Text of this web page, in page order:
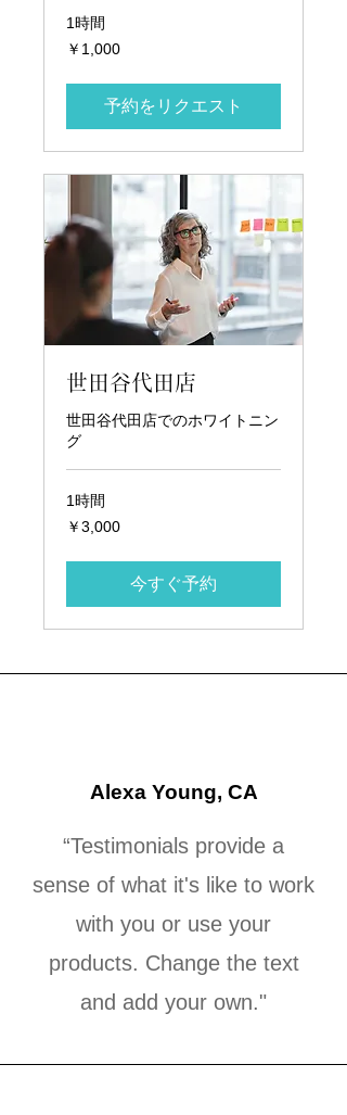
1時間
1,000
円
￥1,000
予約をリクエスト
世田谷代田店
世田谷代田店でのホワイトニン
グ
1時間
3,000
円
￥3,000
今すぐ予約
Alexa Young, CA
“Testimonials provide a
sense of what it's like to work
with you or use your
products. Change the text
and add your own."